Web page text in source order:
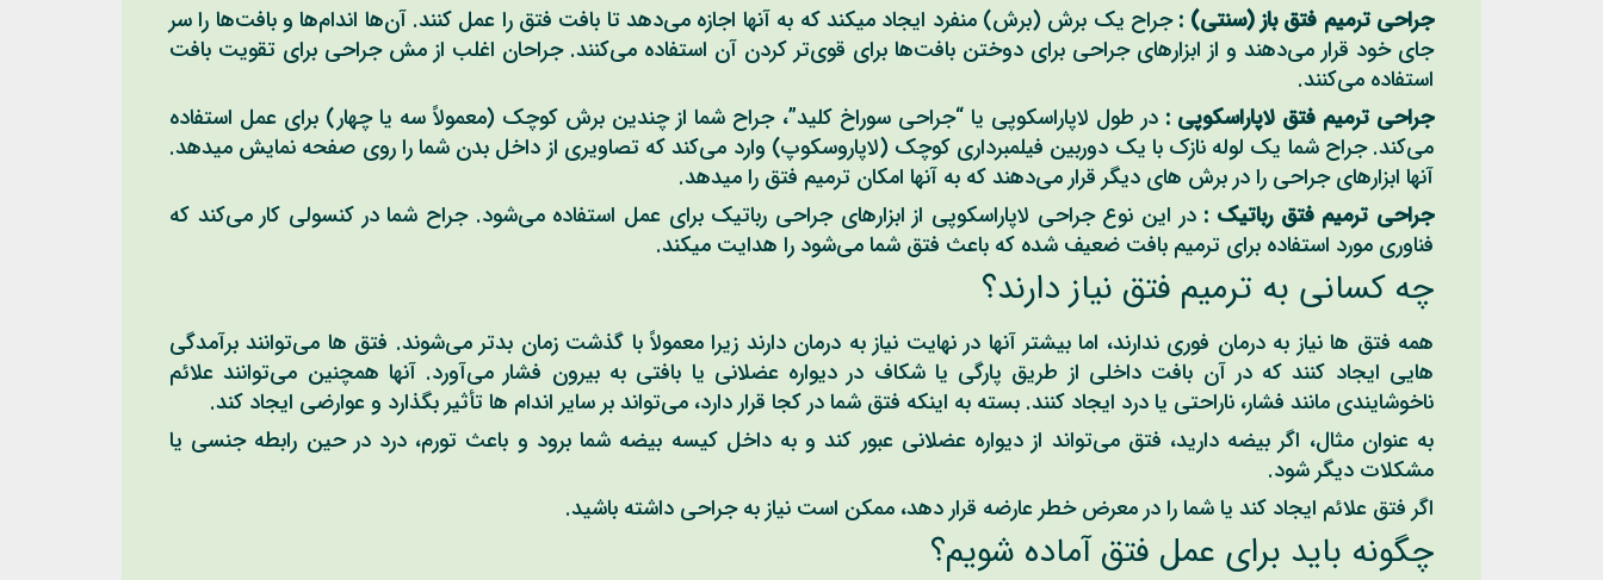
جراحی ترمیم فتق باز (سنتی) :جراح یک برش (برش) منفرد ایجاد میکند که به آنها اجازه می‌دهد تا بافت فتق را عمل کنند. آن‌ها اندام‌ها و بافت‌ها را سر
جای خود قرار می‌دهند و از ابزارهای جراحی برای دوختن بافت‌ها برای قوی‌تر کردن آن استفاده می‌کنند. جراحان اغلب از مش جراحی برای تقویت بافت
استفاده می‌کنند.
جراحی ترمیم فتق لاپاراسکوپی : در طول لاپاراسکوپی یا “جراحی سوراخ کلید”، جراح شما از چندین برش کوچک (معمولاً سه یا چهار) برای عمل استفاده
می‌کند. جراح شما یک لوله نازک با یک دوربین فیلمبرداری کوچک (لاپاروسکوپ) وارد می‌کند که تصاویری از داخل بدن شما را روی صفحه نمایش میدهد.
آنها ابزارهای جراحی را در برش های دیگر قرار می‌دهند که به آنها امکان ترمیم فتق را میدهد.
جراحی ترمیم فتق رباتیک : در این نوع جراحی لاپاراسکوپی از ابزارهای جراحی رباتیک برای عمل استفاده می‌شود. جراح شما در کنسولی کار می‌کند که
فناوری مورد استفاده برای ترمیم بافت ضعیف شده که باعث فتق شما می‌شود را هدایت میکند.
چه کسانی به ترمیم فتق نیاز دارند؟
همه فتق ها نیاز به درمان فوری ندارند، اما بیشتر آنها در نهایت نیاز به درمان دارند زیرا معمولاً با گذشت زمان بدتر می‌شوند. فتق ها می‌توانند برآمدگی
هایی ایجاد کنند که در آن بافت داخلی از طریق پارگی یا شکاف در دیواره عضلانی یا بافتی به بیرون فشار می‌آورد. آنها همچنین می‎‌‌‌توانند علائم
ناخوشایندی مانند فشار، ناراحتی یا درد ایجاد کنند. بسته به اینکه فتق شما در کجا قرار دارد، می‌تواند بر سایر اندام ها تأثیر بگذارد و عوارضی ایجاد کند.
به عنوان مثال، اگر بیضه دارید، فتق می‌تواند از دیواره عضلانی عبور کند و به داخل کیسه بیضه شما برود و باعث تورم، درد در حین رابطه جنسی یا
مشکلات دیگر شود.
اگر فتق علائم ایجاد کند یا شما را در معرض خطر عارضه قرار دهد، ممکن است نیاز به جراحی داشته باشید.
چگونه باید برای عمل فتق آماده شویم؟